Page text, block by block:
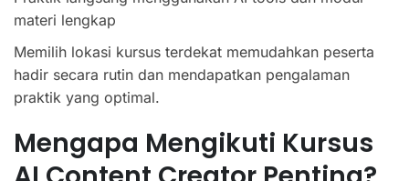
materi lengkap
Memilih lokasi kursus terdekat memudahkan peserta
hadir secara rutin dan mendapatkan pengalaman
praktik yang optimal.
Mengapa Mengikuti Kursus